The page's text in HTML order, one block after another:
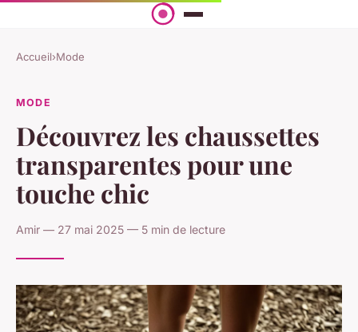
Accueil›Mode
MODE
Découvrez les chaussettes
transparentes pour une
touche chic
Amir — 27 mai 2025 — 5 min de lecture